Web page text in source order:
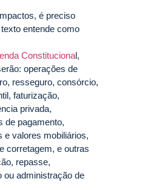
é preciso
entende como
Constitucional,
operações de
resseguro, consórcio,
faturização,
privada,
de pagamento,
e valores mobiliários,
corretagem, e outras
repasse,
ou administração de